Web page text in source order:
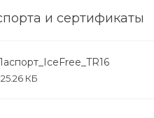
и сертификаты
КБ